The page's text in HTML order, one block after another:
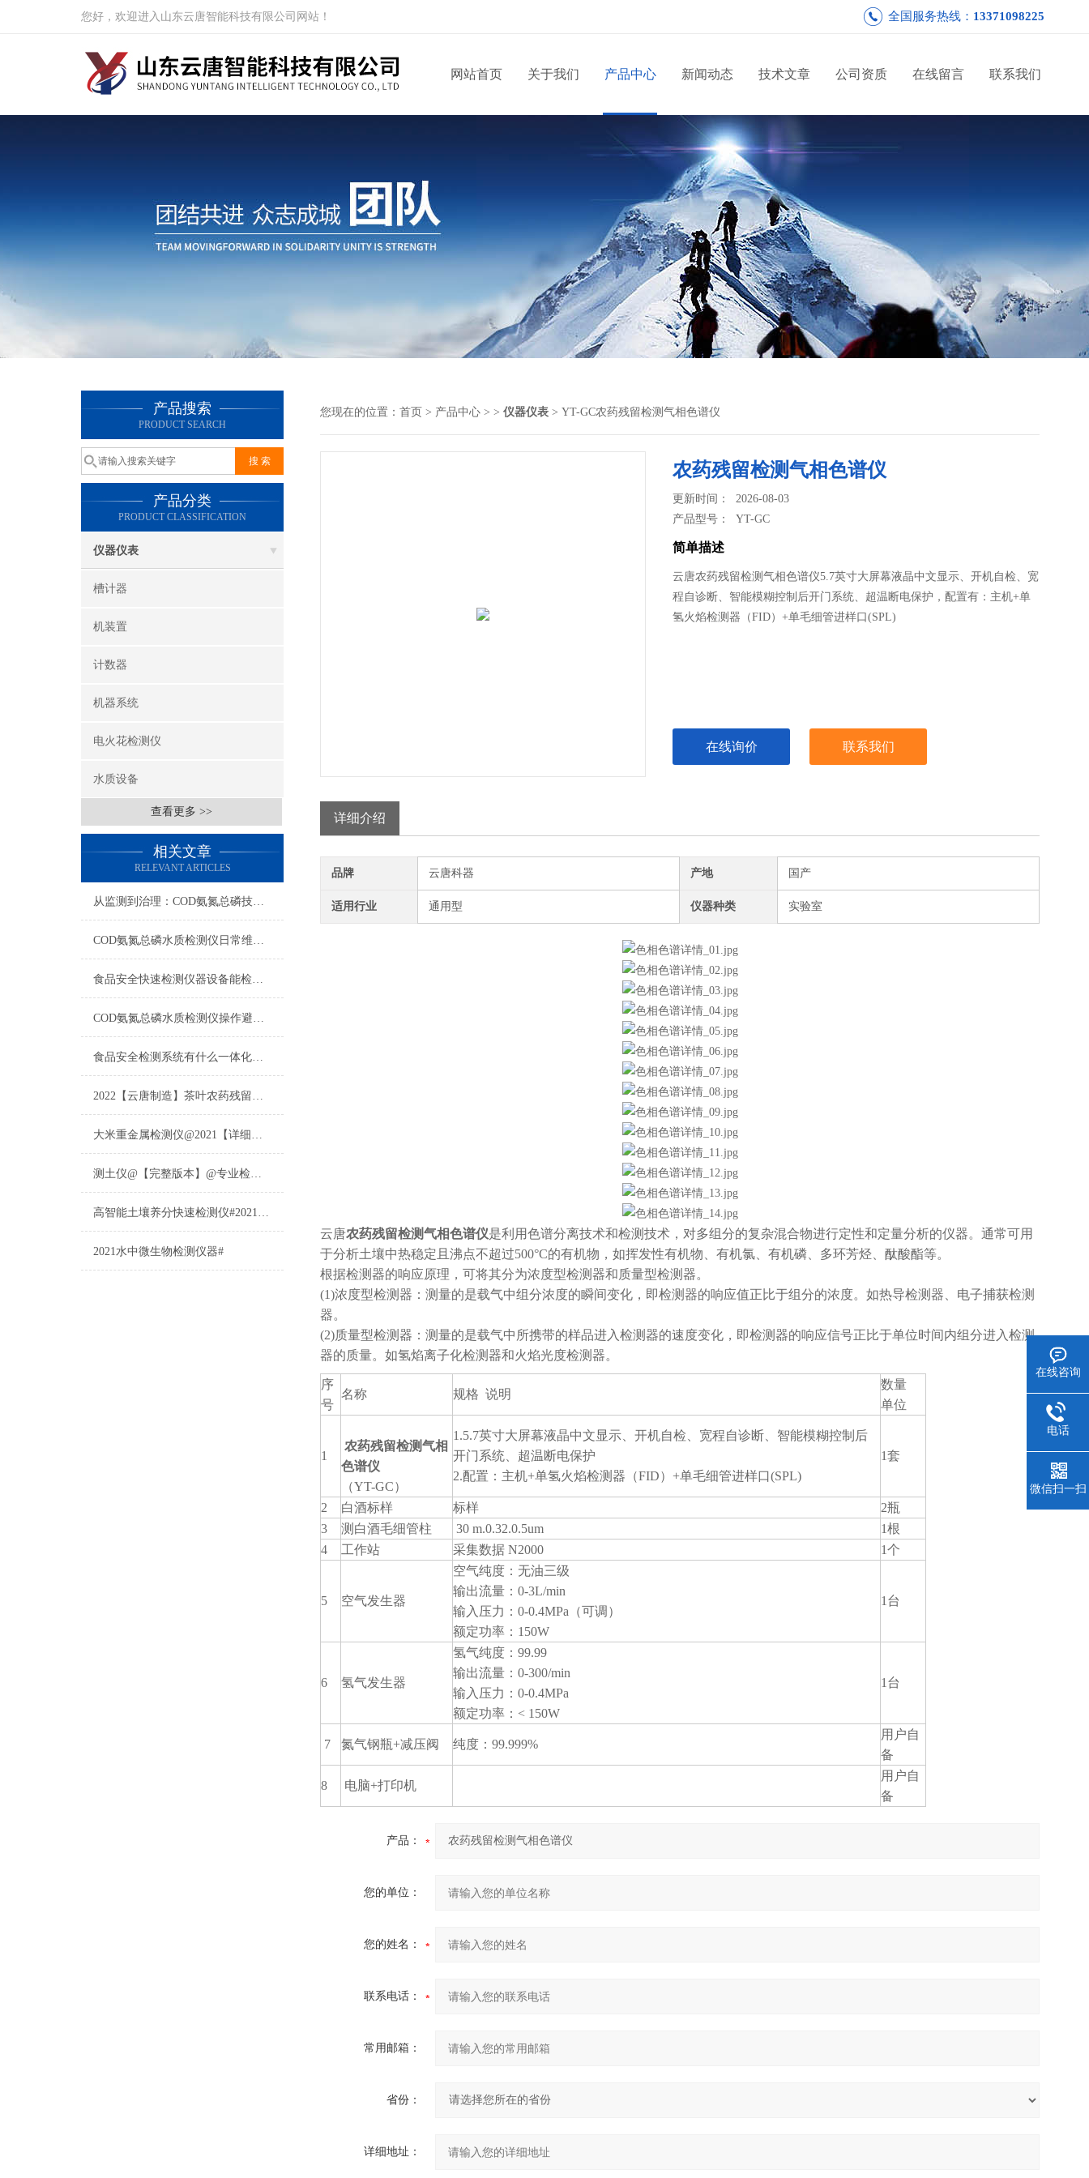
您好，欢迎进入山东云唐智能科技有限公司网站！ 全国服务热线： 13371098225
网站首页 关于我们 产品中心 新闻动态 技术文章 公司资质 在线留言 联系我们
产品搜索
PRODUCT SEARCH
产品分类
PRODUCT CLASSIFICATION
仪器仪表
槽计器
机装置
计数器
机器系统
电火花检测仪
水质设备
查看更多 >>
相关文章
RELEVANT ARTICLES
从监测到治理：COD氨氮总磷技术的双领域实战解析
COD氨氮总磷水质检测仪日常维护与试剂管理，降低故障率就靠这几招
食品安全快速检测仪器设备能检什么？一张表说清适用范围
COD氨氮总磷水质检测仪操作避坑指南：这几个步骤直接影响数据准确性
食品安全检测系统有什么一体化配置·2023仪器仪表推荐·山东云唐
2022【云唐制造】茶叶农药残留检测仪多少钱一台@山东云唐仪器仪表制造
大米重金属检测仪@2021【详细版本】@专业检测大米重金属仪器仪表
测土仪@【完整版本】@专业检测土壤的仪器仪表
高智能土壤养分快速检测仪#2021【土壤养分检测专用仪器仪表】
2021水中微生物检测仪器#
您现在的位置： 首页 > 产品中心 > > 仪器仪表 > YT-GC农药残留检测气相色谱仪
农药残留检测气相色谱仪
更新时间： 2026-08-03
产品型号：YT-GC
简单描述
云唐农药残留检测气相色谱仪5.7英寸大屏幕液晶中文显示、开机自检、宽
程自诊断、智能模糊控制后开门系统、超温断电保护，配置有：主机+单
氢火焰检测器（FID）+单毛细管进样口(SPL)
在线询价 联系我们
详细介绍
品牌 云唐科器 产地 国产
适用行业 通用型 仪器种类 实验室
云唐农药残留检测气相色谱仪是利用色谱分离技术和检测技术，对多组分的复杂混合物进行定性和定量分析的仪器。通常可用
于分析土壤中热稳定且沸点不超过500°C的有机物，如挥发性有机物、有机氯、有机磷、多环芳烃、酞酸酯等。
根据检测器的响应原理，可将其分为浓度型检测器和质量型检测器。
(1)浓度型检测器：测量的是载气中组分浓度的瞬间变化，即检测器的响应值正比于组分的浓度。如热导检测器、电子捕获检测
器。
(2)质量型检测器：测量的是载气中所携带的样品进入检测器的速度变化，即检测器的响应信号正比于单位时间内组分进入检测
器的质量。如氢焰离子化检测器和火焰光度检测器。
序
号
名称 规格 说明
数量
单位
1
农药残留检测气相
色谱仪
（YT-GC）
1.5.7英寸大屏幕液晶中文显示、开机自检、宽程自诊断、智能模糊控制后
开门系统、超温断电保护
2.配置：主机+单氢火焰检测器（FID）+单毛细管进样口(SPL)
1套
2 白酒标样 标样
2瓶
3
测白酒毛细管柱 30 m.0.32.0.5um
1根
4
工作站 采集数据 N2000 1个
5 空气发生器
空气纯度：无油三级
输出流量：0-3L/min
输入压力：0-0.4MPa（可调）
额定功率：150W
1台
6 氢气发生器
氢气纯度：99.99
输出流量：0-300/min
输入压力：0-0.4MPa
额定功率：< 150W
1台
7 氮气钢瓶+减压阀 纯度：99.999%
用户自
备
8 电脑+打印机
用户自
备
产品：
您的单位：
您的姓名：
联系电话：
常用邮箱：
省份：
详细地址：
在线咨询
电话
微信扫一扫